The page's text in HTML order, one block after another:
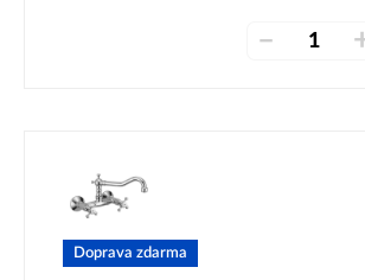
–
Doprava zdarma